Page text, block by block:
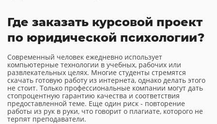
Где заказать курсовой проект
по юридической психологии?
Современный человек ежедневно использует
компьютерные технологии в учебных, рабочих или
развлекательных целях. Многие студенты стремятся
скачать готовую работу из интернета, однако делать этого
не стоит. Только профессиональные компании могут дать
стопроцентную гарантию качества и соответствия
предоставленной теме. Еще один риск - повторение
работы из рук в руки, что говорит о плагиате, которого не
терпят преподаватели.